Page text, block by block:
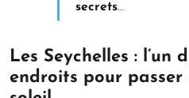
secrets…
Les Seychelles : l’un
endroits pour passer